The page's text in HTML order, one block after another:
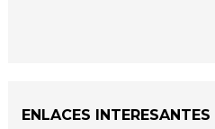
ENLACES INTERESANTES